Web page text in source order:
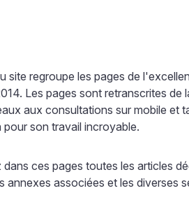
site regroupe les pages de
Les pages sont retranscrites de
aux consultations sur mobile et
pour son travail incroyable.
ces pages toutes les articles
annexes associées et les diverses